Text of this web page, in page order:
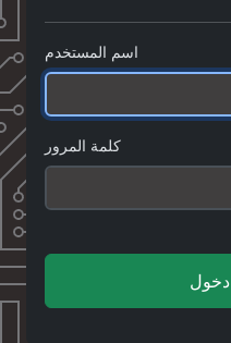
اسم المستخدم
كلمة المرور
دخول